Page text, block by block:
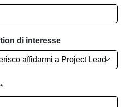
di interesse
*